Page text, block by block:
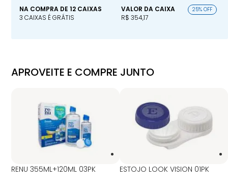
NA COMPRA DE 12 CAIXAS
3 CAIXAS É GRÁTIS
VALOR DA CAIXA
R$ 354,17
25% OFF
APROVEITE E COMPRE JUNTO
RENU 355ML+120ML 03PK ESTOJO LOOK VISION 01PK